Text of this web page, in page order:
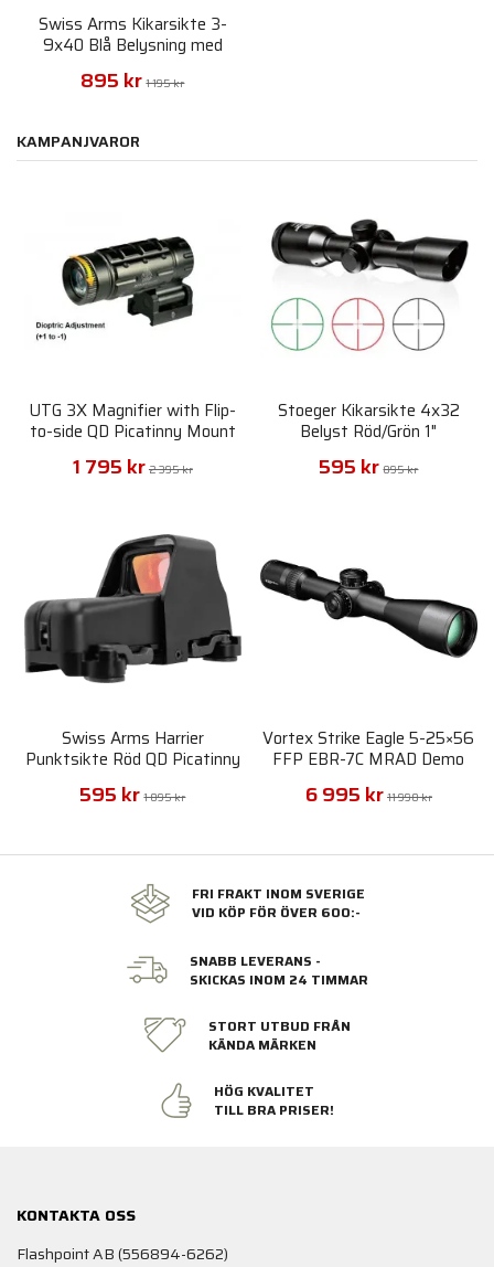
Swiss Arms Kikarsikte 3-
9x40 Blå Belysning med
895 kr 1 195 kr
KAMPANJVAROR
UTG 3X Magnifier with Flip-
to-side QD Picatinny Mount
1 795 kr 2 395 kr
Stoeger Kikarsikte 4x32
Belyst Röd/Grön 1"
595 kr 895 kr
Swiss Arms Harrier
Punktsikte Röd QD Picatinny
595 kr 1 095 kr
Vortex Strike Eagle 5-25×56
FFP EBR-7C MRAD Demo
6 995 kr 11 990 kr
FRI FRAKT INOM SVERIGE
VID KÖP FÖR ÖVER 600:-
SNABB LEVERANS -
SKICKAS INOM 24 TIMMAR
STORT UTBUD FRÅN
KÄNDA MÄRKEN
HÖG KVALITET
TILL BRA PRISER!
KONTAKTA OSS
Flashpoint AB (556894-6262)